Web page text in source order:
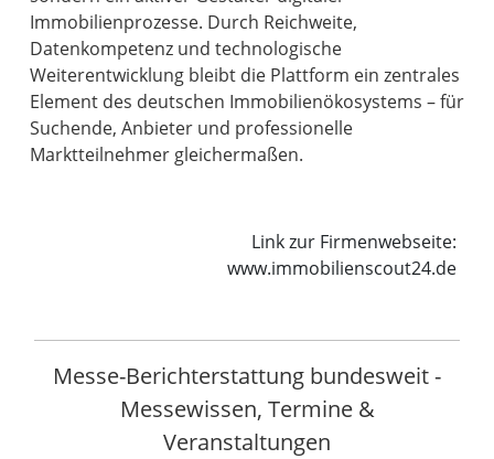
Immobilienprozesse. Durch Reichweite,
Datenkompetenz und technologische
Weiterentwicklung bleibt die Plattform ein zentrales
Element des deutschen Immobilienökosystems – für
Suchende, Anbieter und professionelle
Marktteilnehmer gleichermaßen.
Link zur Firmenwebseite:
www.immobilienscout24.de
Messe-Berichterstattung bundesweit -
Messewissen, Termine &
Veranstaltungen